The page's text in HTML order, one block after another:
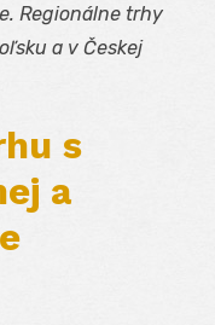
Regionálne trhy
a v Českej
s
a